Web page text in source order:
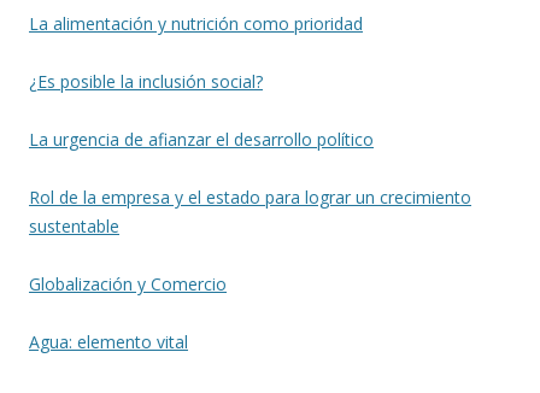
La alimentación y nutrición como prioridad
¿Es posible la inclusión social?
La urgencia de afianzar el desarrollo político
Rol de la empresa y el estado para lograr un crecimiento
sustentable
Globalización y Comercio
Agua: elemento vital